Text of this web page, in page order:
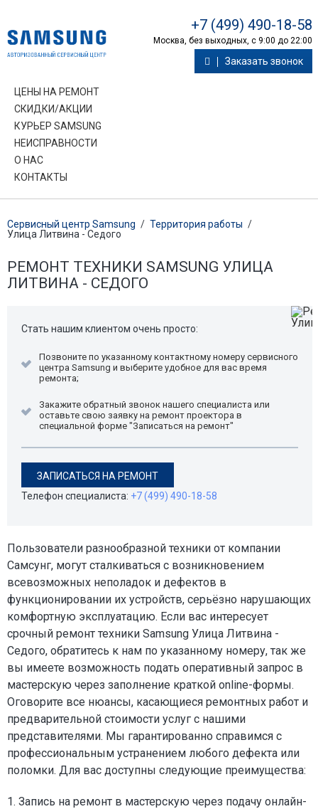
+7 (499) 490-18-58
Москва, без выходных, с 9:00 до 22:00
Заказать звонок
ЦЕНЫ НА РЕМОНТ
СКИДКИ/АКЦИИ
КУРЬЕР SAMSUNG
НЕИСПРАВНОСТИ
О НАС
КОНТАКТЫ
Сервисный центр Samsung / Территория работы /
Улица Литвина - Седого
РЕМОНТ ТЕХНИКИ SAMSUNG УЛИЦА
ЛИТВИНА - СЕДОГО
Стать нашим клиентом очень просто:
Позвоните по указанному контактному номеру сервисного
центра Samsung и выберите удобное для вас время
ремонта;
Закажите обратный звонок нашего специалиста или
оставьте свою заявку на ремонт проектора в
специальной форме "Записаться на ремонт"
ЗАПИСАТЬСЯ НА РЕМОНТ
Телефон специалиста: +7 (499) 490-18-58
Пользователи разнообразной техники от компании
Самсунг, могут сталкиваться с возникновением
всевозможных неполадок и дефектов в
функционировании их устройств, серьёзно нарушающих
комфортную эксплуатацию. Если вас интересует
срочный ремонт техники Samsung Улица Литвина -
Седого, обратитесь к нам по указанному номеру, так же
вы имеете возможность подать оперативный запрос в
мастерскую через заполнение краткой online-формы.
Оговорите все нюансы, касающиеся ремонтных работ и
предварительной стоимости услуг с нашими
представителями. Мы гарантированно справимся с
профессиональным устранением любого дефекта или
поломки. Для вас доступны следующие преимущества:
1. Запись на ремонт в мастерскую через подачу онлайн-